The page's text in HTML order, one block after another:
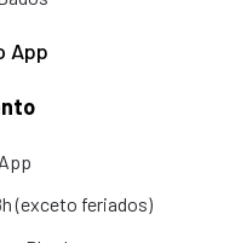
App
(exceto feriados)